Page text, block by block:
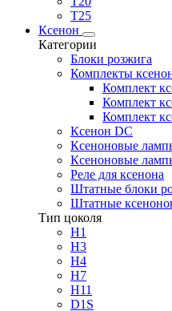
T25
Ксенон
Категории
Блоки розжига
Комплекты
Комплект
Комплект
Комплект
Ксенон DC
Ксеноновые
Ксеноновые
Реле для ксенона
Штатные блоки
Штатные
Тип цоколя
H1
H3
H4
H7
H11
D1S